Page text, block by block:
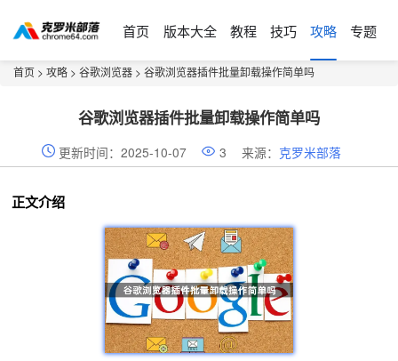
首页 版本大全 教程 技巧 攻略 专题
首页 > 攻略 > 谷歌浏览器 > 谷歌浏览器插件批量卸载操作简单吗
谷歌浏览器插件批量卸载操作简单吗
更新时间：2025-10-07 3 来源： 克罗米部落
正文介绍